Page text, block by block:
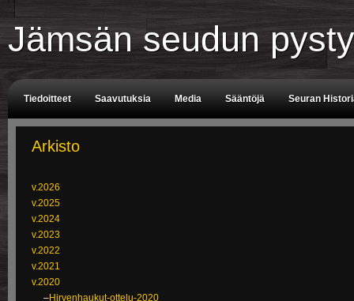
Jämsän seudun
Tiedoitteet Saavutuksia Media Sääntöjä Seuran
Tuomarit
Arkisto
v.2026
v.2025
v.2024
v.2023
v.2022
v.2021
v.2020
–Hirvenhaukut-ottelu-2020